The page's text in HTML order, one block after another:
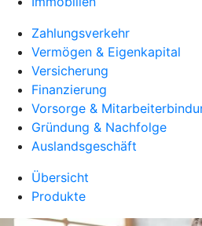
Zahlungsverkehr
Vermögen & Eigenkapital
Versicherung
Finanzierung
Vorsorge &
Gründung & Nachfolge
Auslandsgeschäft
Übersicht
Produkte